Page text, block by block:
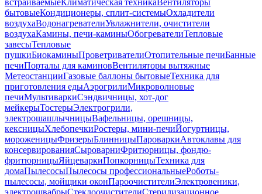
встраиваемыеКлиматическая техникаВентиляторы
бытовыеКондиционеры, сплит-системыОхладители
воздухаВодонагревателиУвлажнители, очистители
воздухаКамины, печи-каминыОбогревателиТепловые
завесыТепловые
пушкиБиокаминыПроветривателиОтопительные печиБанные
печиПорталы для каминовВентиляторы вытяжные
МетеостанцииГазовые баллоны бытовыеТехника для
приготовления едыАэрогрилиМикроволновые
печиМультиваркиСэндвичницы, хот-дог
мейкерыТостерыЭлектрогрили,
электрошашлычницыВафельницы, орешницы,
кексницыХлебопечкиРостеры, мини-печиЙогуртницы,
мороженицыФризерыБлинницыПароваркиАвтоклавы для
консервированияСыроварниФритюрницы, фондю-
фритюрницыЯйцеваркиПопкорницыТехника для
домаПылесосыПылесосы профессиональныеРоботы-
пылесосы, мойщики оконПароочистителиЭлектровеники,
электрошвабрыСтеклоочистителиСтерилизационное